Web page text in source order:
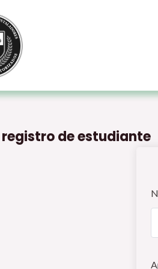
registro de estudiante